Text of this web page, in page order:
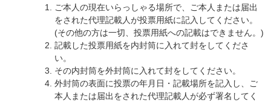
ご本人の現在いらっしゃる場所で、ご本人または届出
をされた代理記載人が投票用紙に記入してください。
(その他の方は一切、投票用紙への記載はできません。)
記載した投票用紙を内封筒に入れて封をしてくださ
い。
その内封筒を外封筒に入れて封をしてください。
外封筒の表面に投票の年月日・記載場所を記入し、ご
本人または届出をされた代理記載人が必ず署名してく